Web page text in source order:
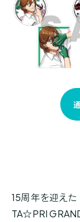
15周年を迎え
TA☆PRI